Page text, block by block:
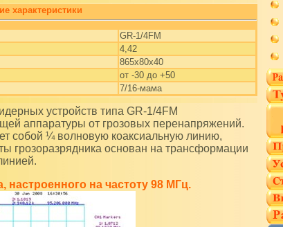
характеристики
GR-1/4FM
4,42
865х80х40
от -30 до +50
7/16-мама
аппаратуры от грозовых перенапряжений.
собой ¼ волновую коаксиальную линию,
грозоразрядника основан на трансформации
настроенного на частоту 98 МГц.